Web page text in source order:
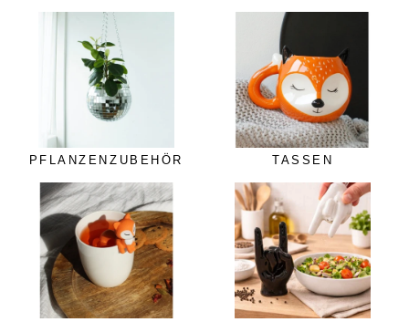
PFLANZENZUBEHÖR TASSEN